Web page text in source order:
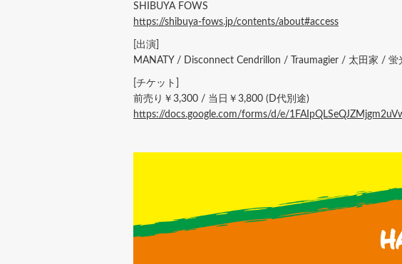
SHIBUYA FOWS
https://shibuya-fows.jp/contents/about#access
[出演]
MANATY / Disconnect Cendrillon / Traumagier / 太田家 / 蛍
[チケット]
前売り￥3,300 / 当日￥3,800 (D代別途)
https://docs.google.com/forms/d/e/